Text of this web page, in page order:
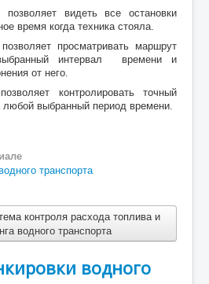
видеть все остановки
время когда техника стояла.
просматривать маршрут
интервал времени и
от него.
контролировать точный
любой выбранный период времени.
транспорта
контроля расхода топлива и
водного транспорта
водного